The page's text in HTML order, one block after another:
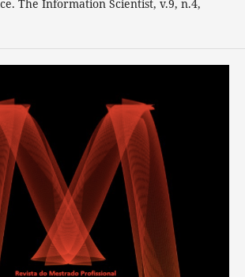
The Information Scientist, v.9, n.4,